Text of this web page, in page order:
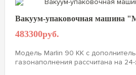
Вакуум-упаковочная машина
483300руб.
Модель Marlin 90 KK с
газонаполнения рассчитана на